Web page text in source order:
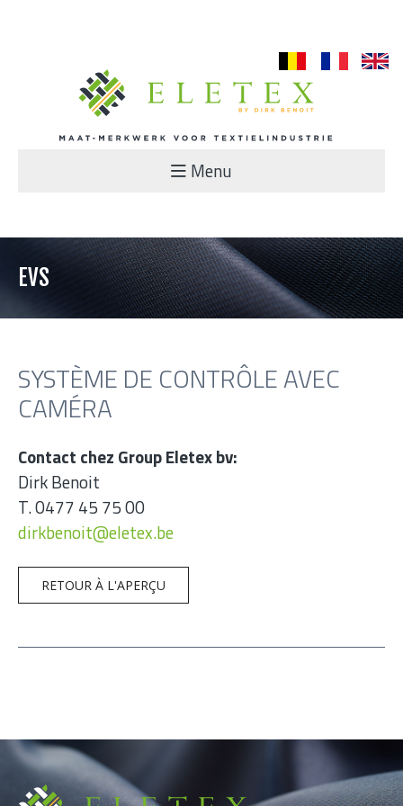
en
Menu
EVS
SYSTÈME DE CONTRÔLE AVEC
CAMÉRA
Contact chez Group Eletex bv:
Dirk Benoit
T. 0477 45 75 00
dirkbenoit@eletex.be
RETOUR À L'APERÇU